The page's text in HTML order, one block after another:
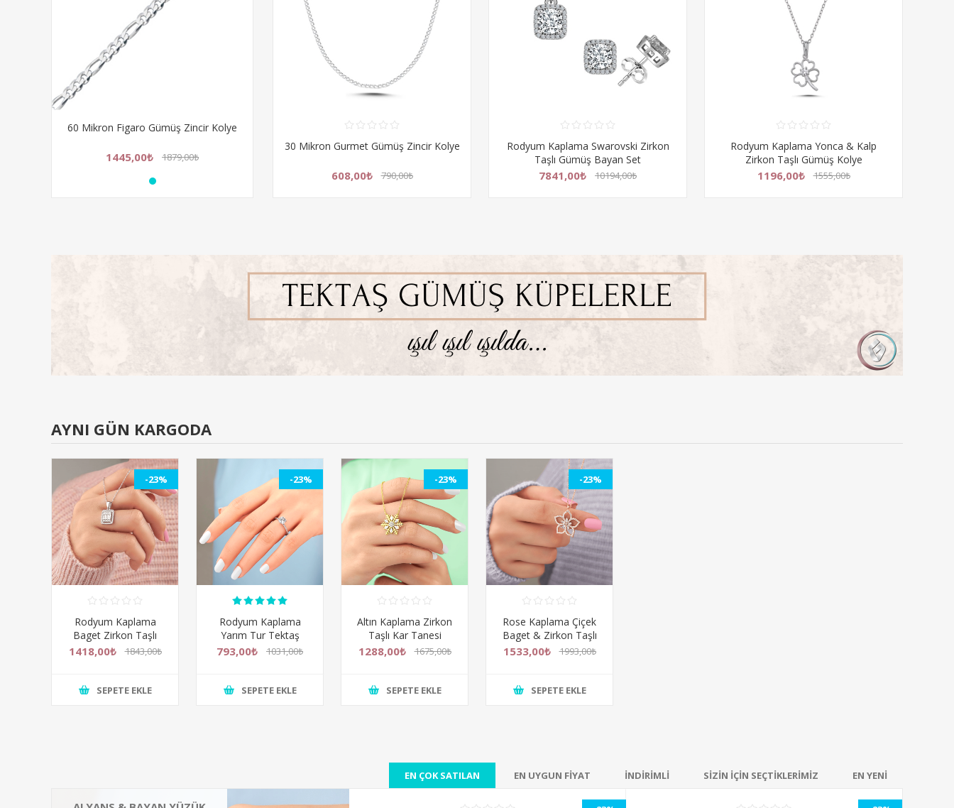
60 Mikron Figaro Gümüş Zincir Kolye
1445,00₺ 1879,00₺
608,00₺
Rodyum Kaplama Swarovski Zirkon
7841,00₺ 10194,00₺
Rodyum Kaplama Yonca & Kalp
Zirkon Taşlı Gümüş Kolye
1196,00₺ 1555,00₺
Rodyum Kaplama Yonca & Kalp
Zirkon Taşlı Hagi Gümüş Küpe
1196,00₺ 1555,00₺
AYNI GÜN KARGODA
-23%
Rodyum Kaplama
Baget Zirkon Taşlı
Gümüş Bayan Kolye
1418,00₺ 1843,00₺
SEPETE EKLE
-23%
Rodyum Kaplama
Yarım Tur Tektaş
Zirkon Taşlı Gümüş
793,00₺ 1031,00₺
SEPETE EKLE
-23%
Altın Kaplama Zirkon
Taşlı Kar Tanesi
Gümüş Bayan Kolye
1288,00₺ 1675,00₺
SEPETE EKLE
-23%
Rose Kaplama Çiçek
Baget & Zirkon Taşlı
Gümüş Bayan Kolye
1533,00₺ 1993,00₺
SEPETE EKLE
EN ÇOK SATILAN EN UYGUN FİYAT İNDİRİMLİ SİZİN İÇİN SEÇTİKLERİMİZ EN YENİ